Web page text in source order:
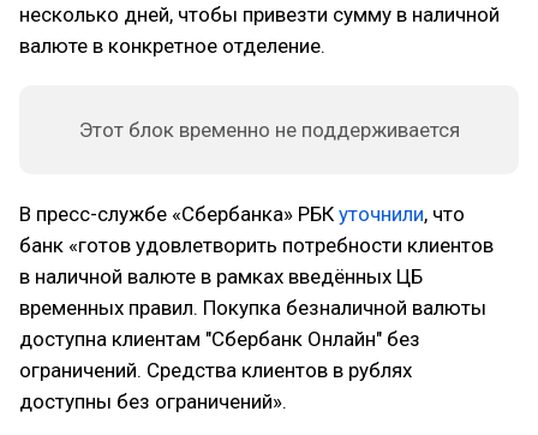
несколько дней, чтобы привезти сумму в наличной
валюте в конкретное отделение.
Этот блок временно не поддерживается
В пресс-службе «Сбербанка» РБК уточнили, что
банк «готов удовлетворить потребности клиентов
в наличной валюте в рамках введённых ЦБ
временных правил. Покупка безналичной валюты
доступна клиентам "Сбербанк Онлайн" без
ограничений. Средства клиентов в рублях
доступны без ограничений».